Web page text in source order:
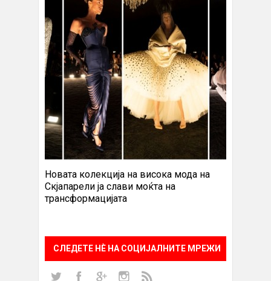
Новата колекција на висока мода на
Скјапарели ја слави моќта на
трансформацијата
СЛЕДЕТЕ НÈ НА СОЦИЈАЛНИТЕ МРЕЖИ